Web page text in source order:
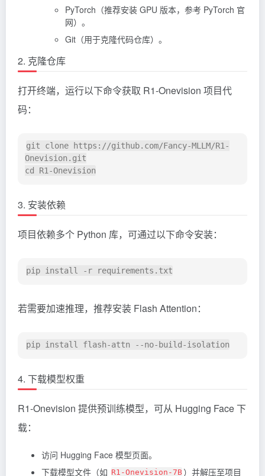
PyTorch（推荐安装 GPU 版本，参考 PyTorch 官
网）。
Git（用于克隆代码仓库）。
2. 克隆仓库
打开终端，运行以下命令获取 R1-Onevision 项目代
码：
git clone https://github.com/Fancy-MLLM/R1-
Onevision.git
3. 安装依赖
项目依赖多个 Python 库，可通过以下命令安装：
若需要加速推理，推荐安装 Flash Attention：
4. 下载模型权重
R1-Onevision 提供预训练模型，可从 Hugging Face 下
载：
访问 Hugging Face 模型页面。
下载模型文件（如 R1-Onevision-7B ）并解压至项目